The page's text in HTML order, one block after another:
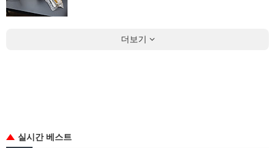
더보기
실시간 베스트